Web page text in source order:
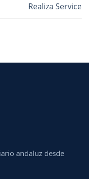
Realiza Service
andaluz desde